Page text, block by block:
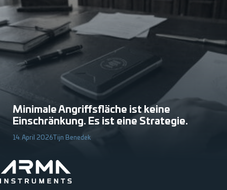
Minimale Angriffsfläche ist keine
Einschränkung. Es ist eine Strategie.
14. April 2026Tijn Benedek